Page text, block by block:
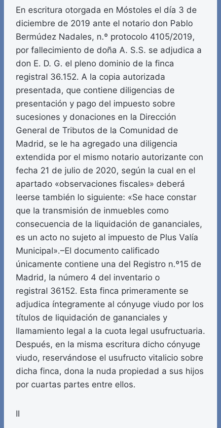
En escritura otorgada en Móstoles el día 3 de
diciembre de 2019 ante el notario don Pablo
Bermúdez Nadales, n.º protocolo 4105/2019,
por fallecimiento de doña A. S.S. se adjudica a
don E. D. G. el pleno dominio de la finca
registral 36.152. A la copia autorizada
presentada, que contiene diligencias de
presentación y pago del impuesto sobre
sucesiones y donaciones en la Dirección
General de Tributos de la Comunidad de
Madrid, se le ha agregado una diligencia
extendida por el mismo notario autorizante con
fecha 21 de julio de 2020, según la cual en el
apartado «observaciones fiscales» deberá
leerse también lo siguiente: «Se hace constar
que la transmisión de inmuebles como
consecuencia de la liquidación de gananciales,
es un acto no sujeto al impuesto de Plus Valía
Municipal».–El documento calificado
únicamente contiene una del Registro n.º15 de
Madrid, la número 4 del inventario o
registral 36152. Esta finca primeramente se
adjudica íntegramente al cónyuge viudo por los
títulos de liquidación de gananciales y
llamamiento legal a la cuota legal usufructuaria.
Después, en la misma escritura dicho cónyuge
viudo, reservándose el usufructo vitalicio sobre
dicha finca, dona la nuda propiedad a sus hijos
por cuartas partes entre ellos.
II